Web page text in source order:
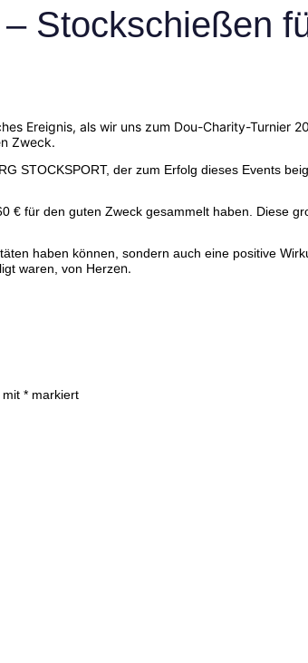
Stockschießen
Ereignis, als wir uns zum Dou-Charity-Turnier
Zweck.
STOCKSPORT, der zum Erfolg dieses Events
€ für den guten Zweck gesammelt haben. Diese
haben können, sondern auch eine positive
waren, von Herzen.
mit * markiert